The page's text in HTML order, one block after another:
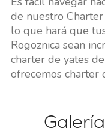
de nuestro Charter
lo que hará que
Rogoznica sean
charter de yates
ofrecemos charter